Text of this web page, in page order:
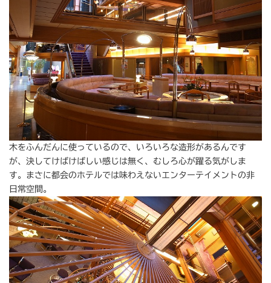
木をふんだんに使っているので、いろいろな造形があるんです
が、決してけばけばしい感じは無く、むしろ心が躍る気がしま
す。まさに都会のホテルでは味わえないエンターテイメントの非
日常空間。